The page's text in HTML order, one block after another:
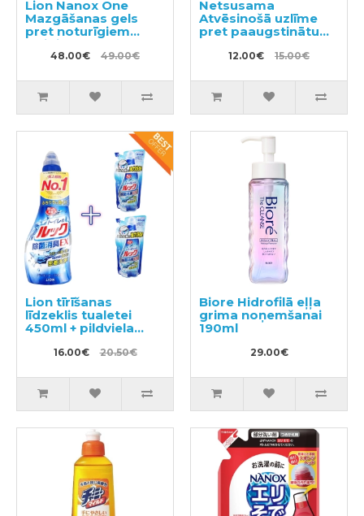
Lion Nanox One
Mazgāšanas gels
pret noturīgiem
traipiem 640g +
pildviela 1160g
48.00€ 49.00€
Netsusama
Atvēsinošā uzlīme
pret paaugstinātu
gadiem 16gab
12.00€ 15.00€
Lion tīrīšanas
līdzeklis tualetei
450ml + pildviela
16.00€ 20.50€
Biore Hidrofilā eļļa
grima noņemšanai
190ml
29.00€